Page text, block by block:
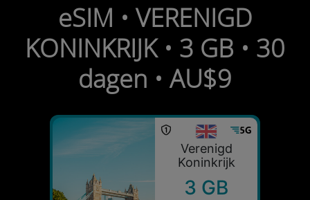
eSIM • VERENIGD
KONINKRIJK • 3 GB • 30
dagen • AU$9
Verenigd
Koninkrijk
3 GB